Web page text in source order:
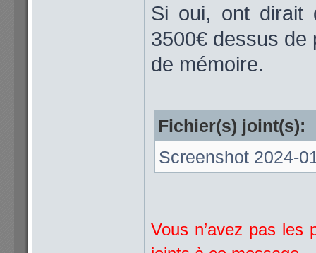
Si oui, ont dirait
3500€ dessus de
de mémoire.
Fichier(s) joint(s):
Screenshot 2024-
Vous n’avez pas les